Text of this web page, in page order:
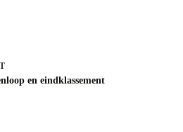
en eindklassement